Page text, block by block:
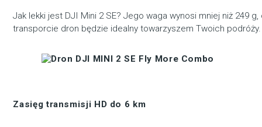
Jak lekki jest DJI Mini 2 SE? Jego waga wynosi mniej niż 249
transporcie dron będzie idealny towarzyszem Twoich
Zasięg transmisji HD do 6 km